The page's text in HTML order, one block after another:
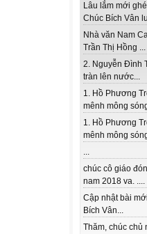
Lâu lắm mới
Chúc Bích Vân
Nhà văn Nam
Trần Thị Hồng ...
2. Nguyễn Đình
tràn lên nước...
1. Hồ Phương
mênh mông
1. Hồ Phương
mênh mông
...
chúc cô giáo
nam 2018 va. ....
Cập nhật bài
Bích Vân...
Thăm, chúc chủ